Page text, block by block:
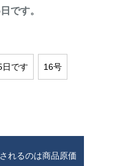
です。
日です 16号
れるのは商品原価